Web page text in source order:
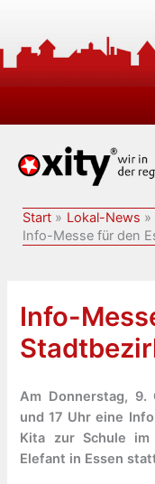
springen
Start Lokal-News
Info-Messe für den
Info-
Am Donnerstag,
und 17 Uhr eine
Kita zur Schule
Elefant in Essen